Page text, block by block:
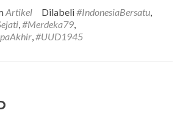
79
Artikel Dilabeli#IndonesiaBersatu,
,#Merdeka79,
,#UUD1945